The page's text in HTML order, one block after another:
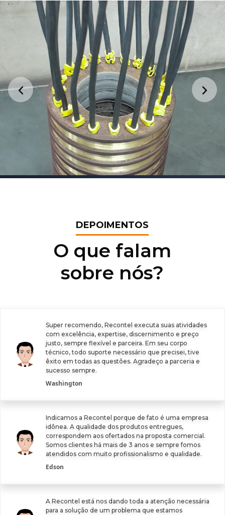
DEPOIMENTOS
O que falam
sobre nós?
Super recomendo, Recontel executa suas atividades
com excelência, expertise, discernimento e preço
justo, sempre flexível e parceira. Em seu corpo
técnico, todo suporte necessário que precisei, tive
êxito em todas as questões. Agradeço a parceria e
sucesso sempre.
Washington
Indicamos a Recontel porque de fato é uma empresa
idônea. A qualidade dos produtos entregues,
correspondem aos ofertados na proposta comercial.
Somos clientes há mais de 3 anos e sempre fomos
atendidos com muito profissionalismo e qualidade.
Edson
A Recontel está nos dando toda a atenção necessária
para a solução de um problema que estamos